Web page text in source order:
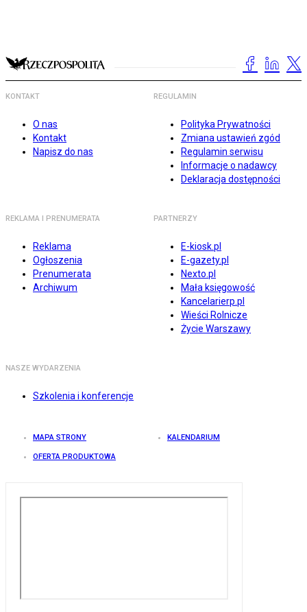
KONTAKT
O nas
Kontakt
Napisz do nas
REGULAMIN
Polityka Prywatności
Zmiana ustawień zgód
Regulamin serwisu
Informacje o nadawcy
Deklaracja dostępności
REKLAMA I PRENUMERATA
Reklama
Ogłoszenia
Prenumerata
Archiwum
PARTNERZY
E-kiosk.pl
E-gazety.pl
Nexto.pl
Mała księgowość
Kancelarierp.pl
Wieści Rolnicze
Życie Warszawy
NASZE WYDARZENIA
Szkolenia i konferencje
MAPA STRONY KALENDARIUM
OFERTA PRODUKTOWA